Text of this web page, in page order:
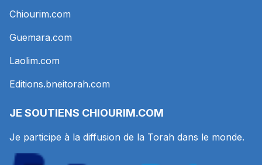
Chiourim.com
Guemara.com
Laolim.com
Editions.bneitorah.com
JE SOUTIENS CHIOURIM.COM
Je participe à la diffusion de la Torah dans le monde.